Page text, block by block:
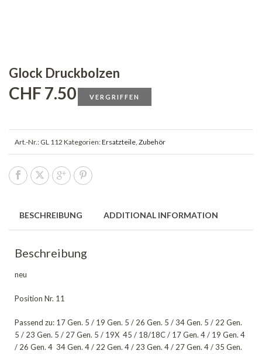
Glock Druckbolzen
CHF 7.50 VERGRIFFEN
Art.-Nr.: GL 112 Kategorien:Ersatzteile, Zubehör
BESCHREIBUNG ADDITIONAL INFORMATION
Beschreibung
neu
Position Nr. 11
Passend zu: 17 Gen. 5 / 19 Gen. 5 / 26 Gen. 5 / 34 Gen. 5 / 22 Gen.
5 / 23 Gen. 5 / 27 Gen. 5 / 19X 45 / 18/18C / 17 Gen. 4 / 19 Gen. 4
/ 26 Gen. 4 34 Gen. 4 / 22 Gen. 4 / 23 Gen. 4 / 27 Gen. 4 / 35 Gen.